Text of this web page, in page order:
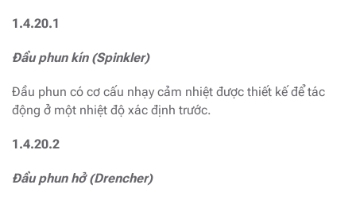
1.4.20.1
Đầu phun kín (Spinkler)
Đầu phun có cơ cấu nhạy cảm nhiệt được thiết kế để tác
động ở một nhiệt độ xác định trước.
1.4.20.2
Đầu phun hở (Drencher)